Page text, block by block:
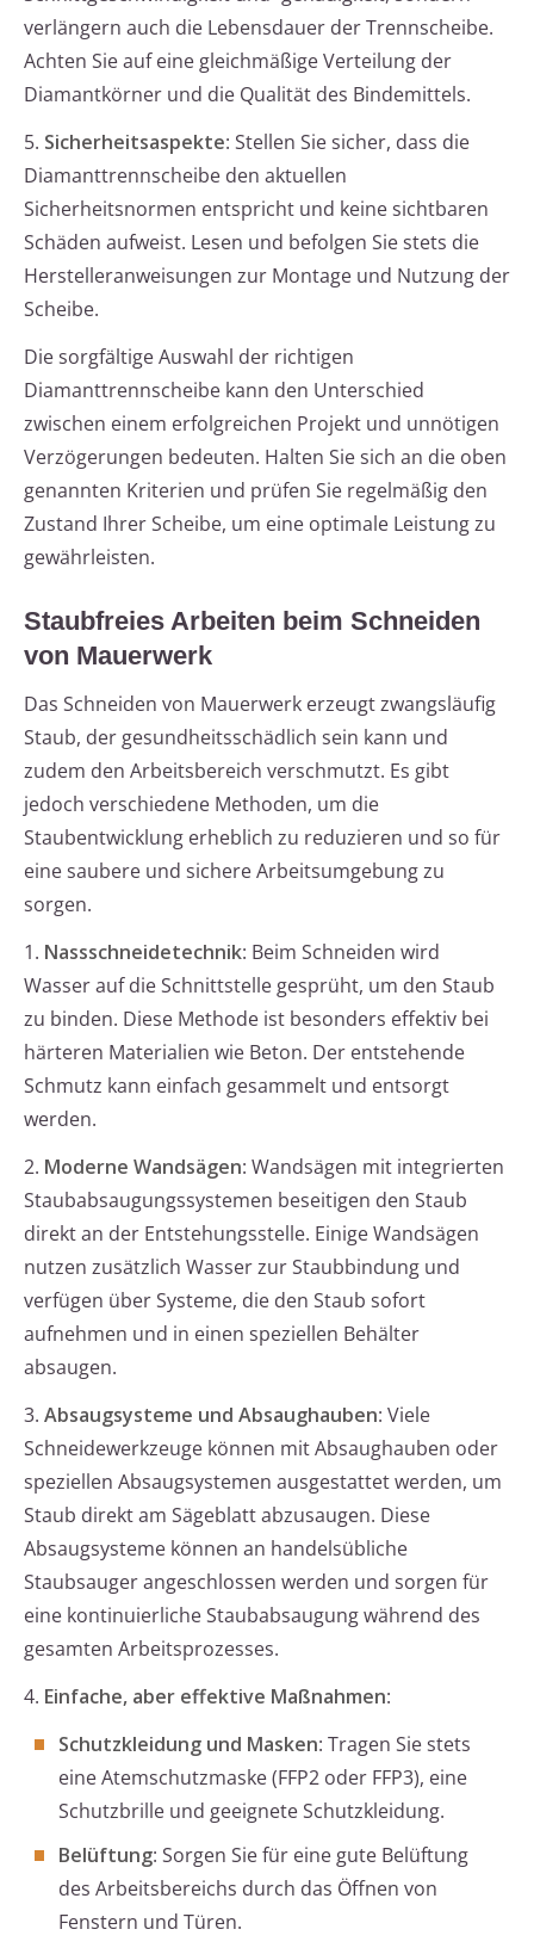
verlängern auch die Lebensdauer der Trennscheibe.
Achten Sie auf eine gleichmäßige Verteilung der
Diamantkörner und die Qualität des Bindemittels.
5. Sicherheitsaspekte: Stellen Sie sicher, dass die
Diamanttrennscheibe den aktuellen
Sicherheitsnormen entspricht und keine sichtbaren
Schäden aufweist. Lesen und befolgen Sie stets die
Herstelleranweisungen zur Montage und Nutzung der
Scheibe.
Die sorgfältige Auswahl der richtigen
Diamanttrennscheibe kann den Unterschied
zwischen einem erfolgreichen Projekt und unnötigen
Verzögerungen bedeuten. Halten Sie sich an die oben
genannten Kriterien und prüfen Sie regelmäßig den
Zustand Ihrer Scheibe, um eine optimale Leistung zu
gewährleisten.
Staubfreies Arbeiten beim Schneiden
von Mauerwerk
Das Schneiden von Mauerwerk erzeugt zwangsläufig
Staub, der gesundheitsschädlich sein kann und
zudem den Arbeitsbereich verschmutzt. Es gibt
jedoch verschiedene Methoden, um die
Staubentwicklung erheblich zu reduzieren und so für
eine saubere und sichere Arbeitsumgebung zu
sorgen.
1. Nassschneidetechnik: Beim Schneiden wird
Wasser auf die Schnittstelle gesprüht, um den Staub
zu binden. Diese Methode ist besonders effektiv bei
härteren Materialien wie Beton. Der entstehende
Schmutz kann einfach gesammelt und entsorgt
werden.
2. Moderne Wandsägen: Wandsägen mit integrierten
Staubabsaugungssystemen beseitigen den Staub
direkt an der Entstehungsstelle. Einige Wandsägen
nutzen zusätzlich Wasser zur Staubbindung und
verfügen über Systeme, die den Staub sofort
aufnehmen und in einen speziellen Behälter
absaugen.
3. Absaugsysteme und Absaughauben: Viele
Schneidewerkzeuge können mit Absaughauben oder
speziellen Absaugsystemen ausgestattet werden, um
Staub direkt am Sägeblatt abzusaugen. Diese
Absaugsysteme können an handelsübliche
Staubsauger angeschlossen werden und sorgen für
eine kontinuierliche Staubabsaugung während des
gesamten Arbeitsprozesses.
4. Einfache, aber effektive Maßnahmen:
Schutzkleidung und Masken: Tragen Sie stets
eine Atemschutzmaske (FFP2 oder FFP3), eine
Schutzbrille und geeignete Schutzkleidung.
Belüftung: Sorgen Sie für eine gute Belüftung
des Arbeitsbereichs durch das Öffnen von
Fenstern und Türen.